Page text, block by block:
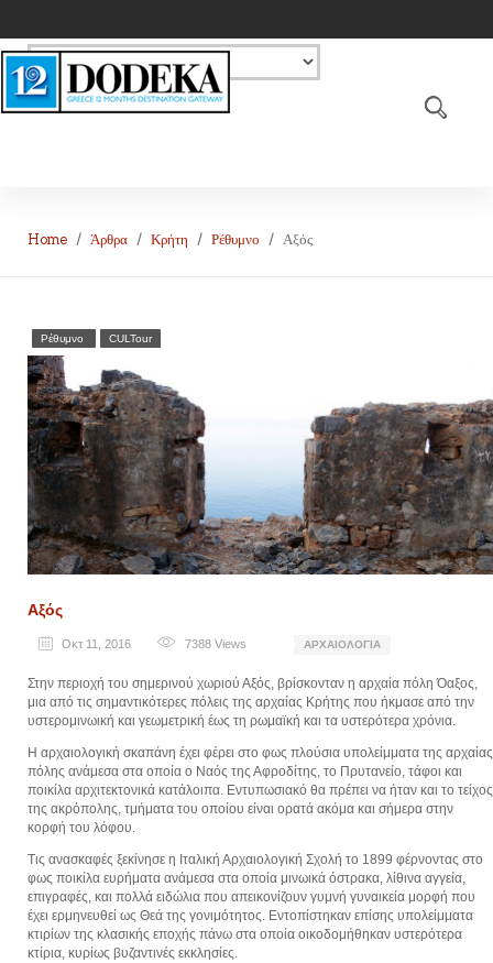
Home Άρθρα Κρήτη Ρέθυμνο Αξός
Ρέθυμνο CULTour
Αξός
Οκτ 11, 2016 7388 Views ΑΡΧΑΙΟΛΟΓΊΑ
Στην περιοχή του σημερινού χωριού Αξός, βρίσκονταν η αρχαία πόλη Όαξος,
μια από τις σημαντικότερες πόλεις της αρχαίας Κρήτης που ήκμασε από την
υστερομινωική και γεωμετρική έως τη ρωμαϊκή και τα υστερότερα χρόνια.
Η αρχαιολογική σκαπάνη έχει φέρει στο φως πλούσια υπολείμματα της αρχαίας
πόλης ανάμεσα στα οποία ο Ναός της Αφροδίτης, το Πρυτανείο, τάφοι και
ποικίλα αρχιτεκτονικά κατάλοιπα. Εντυπωσιακό θα πρέπει να ήταν και το τείχος
της ακρόπολης, τμήματα του οποίου είναι ορατά ακόμα και σήμερα στην
κορφή του λόφου.
Τις ανασκαφές ξεκίνησε η Ιταλική Αρχαιολογική Σχολή το 1899 φέρνοντας στο
φως ποικίλα ευρήματα ανάμεσα στα οποία μινωικά όστρακα, λίθινα αγγεία,
επιγραφές, και πολλά ειδώλια που απεικονίζουν γυμνή γυναικεία μορφή που
έχει ερμηνευθεί ως Θεά της γονιμότητος. Εντοπίστηκαν επίσης υπολείμματα
κτιρίων της κλασικής εποχής πάνω στα οποία οικοδομήθηκαν υστερότερα
κτίρια, κυρίως βυζαντινές εκκλησίες.